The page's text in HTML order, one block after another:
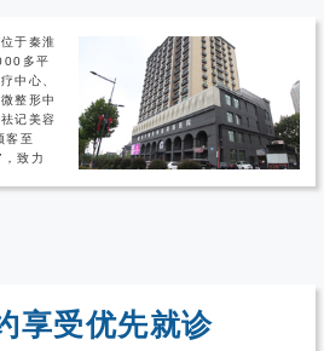
于秦淮
多平
中心、
整形中
记美容
客至
，致力
享受优先就诊